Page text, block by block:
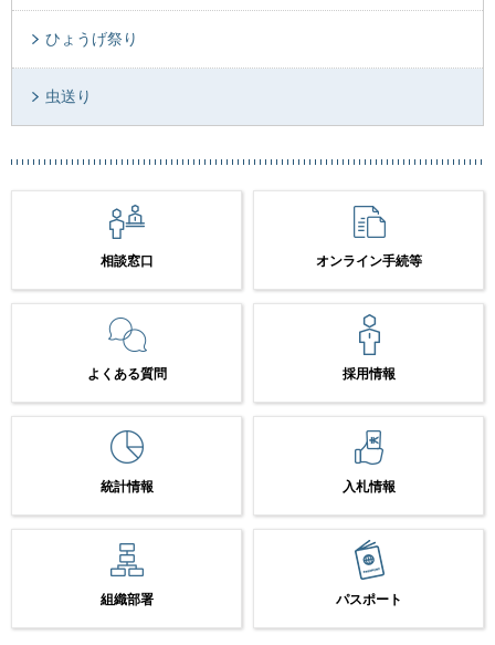
ひょうげ祭り
虫送り
相談窓口 オンライン手続等
よくある質問 採用情報
統計情報 入札情報
組織部署 パスポート